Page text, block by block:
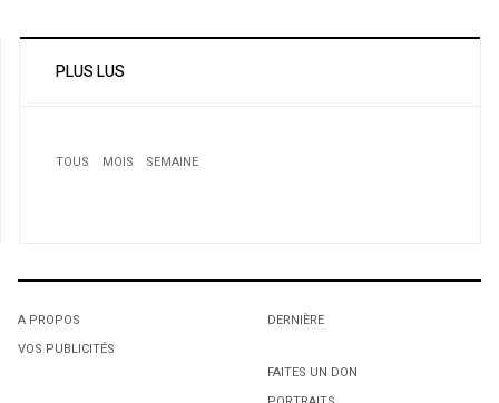
PLUS LUS
TOUS MOIS
SEMAINE
A PROPOS
VOS PUBLICITÉS
DERNIÈRE
FAITES UN DON